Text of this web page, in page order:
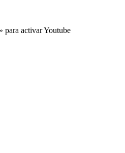
para activar Youtube